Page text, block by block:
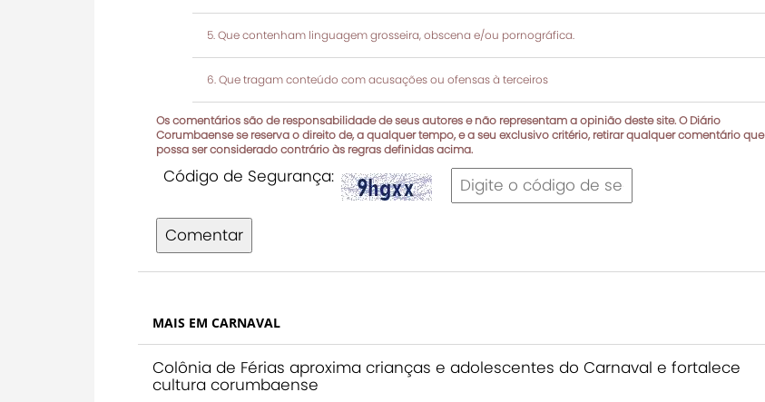
Que contenham linguagem grosseira, obscena e/ou pornográfica.
Que tragam conteúdo com acusações ou ofensas à terceiros
Os comentários são de responsabilidade de seus autores e não representam a opinião deste site. O Diário
Corumbaense se reserva o direito de, a qualquer tempo, e a seu exclusivo critério, retirar qualquer comentário que
possa ser considerado contrário às regras definidas acima.
Código de Segurança:
Comentar
MAIS EM CARNAVAL
Colônia de Férias aproxima crianças e adolescentes do Carnaval e fortalece
cultura corumbaense